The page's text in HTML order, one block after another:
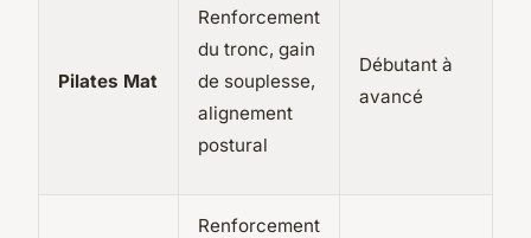
Pilates Mat
Renforcement
du tronc, gain
de souplesse,
alignement
postural
Débutant à
avancé
Renforcement